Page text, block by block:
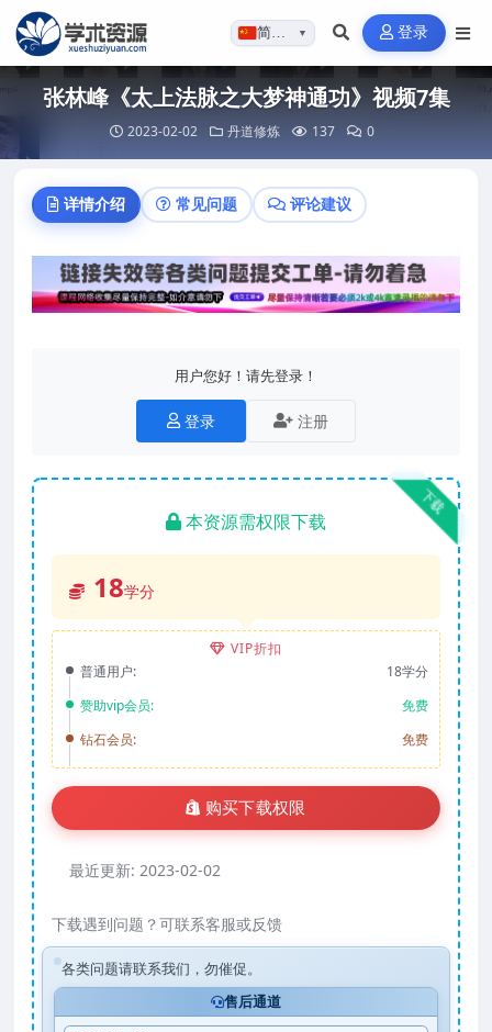
简体…▼ 登录
张林峰《太上法脉之大梦神通功》视频7集
2023-02-02 丹道修炼 137 0
详情介绍 常见问题 评论建议
用户您好！请先登录！
登录 注册
下载
本资源需权限下载
18学分
VIP折扣
普通用户:
18学分
赞助vip会员:
免费
钻石会员:
免费
购买下载权限
最近更新: 2023-02-02
下载遇到问题？可联系客服或反馈
各类问题请联系我们，勿催促。
售后通道